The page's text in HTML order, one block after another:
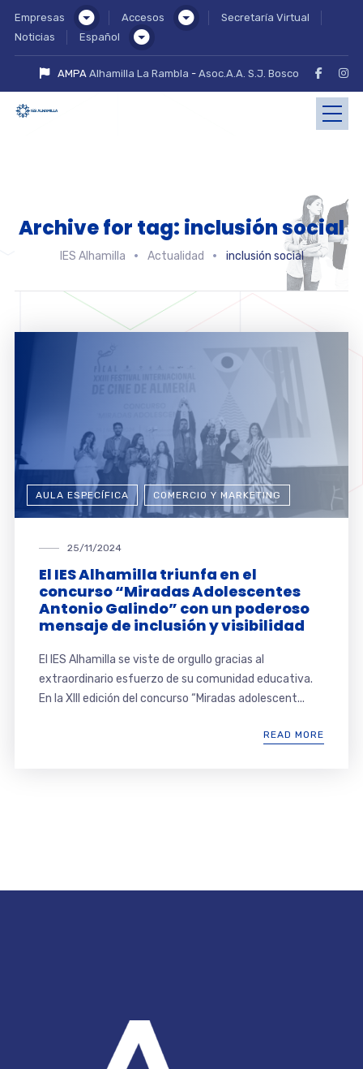
Empresas Accesos
Secretaría Virtual
Noticias
Español
AMPAAlhamilla La Rambla -Asoc.A.A. S.J. Bosco
Archive for tag: inclusión social
IES Alhamilla Actualidad inclusión social
AULA ESPECÍFICA COMERCIO Y MARKETING
25/11/2024
El IES Alhamilla triunfa en el
concurso “Miradas Adolescentes
Antonio Galindo” con un poderoso
mensaje de inclusión y visibilidad
El IES Alhamilla se viste de orgullo gracias al
extraordinario esfuerzo de su comunidad educativa.
En la XIII edición del concurso “Miradas adolescent...
READ MORE